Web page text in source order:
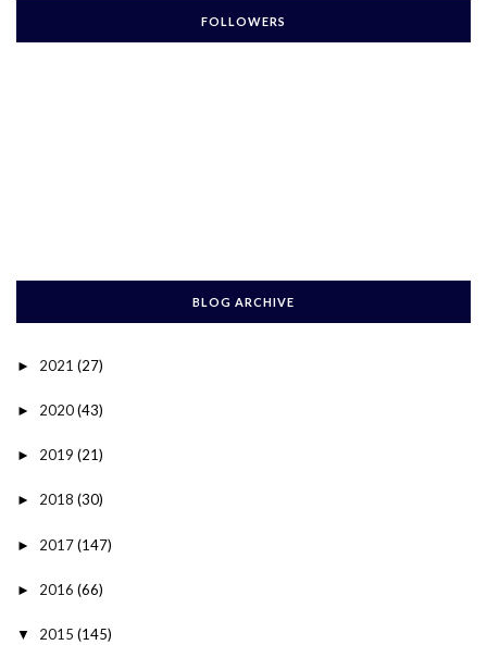
FOLLOWERS
BLOG ARCHIVE
► 2021 (27)
► 2020(43)
► 2019 (21)
► 2018 (30)
► 2017(147)
► 2016 (66)
▼ 2015 (145)